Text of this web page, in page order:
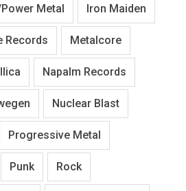
Metal Iron Maiden
Records Metalcore
Napalm Records
Nuclear Blast
Progressive Metal
Punk Rock